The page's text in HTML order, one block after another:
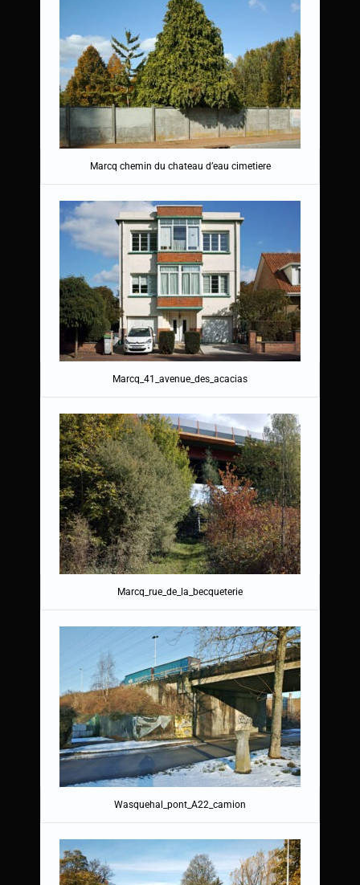
Marcq chemin du chateau d’eau cimetiere
Marcq_41_avenue_des_acacias
Marcq_rue_de_la_becqueterie
Wasquehal_pont_A22_camion